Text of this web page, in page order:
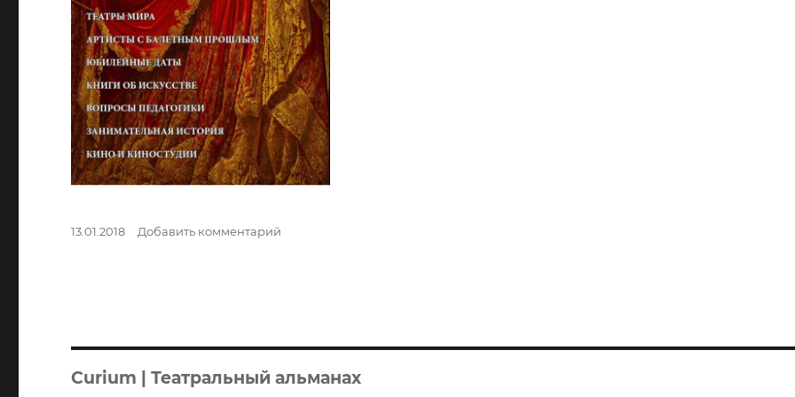
Опубликовано
13.01.2018 Добавить комментарий
Curium | Театральный альманах